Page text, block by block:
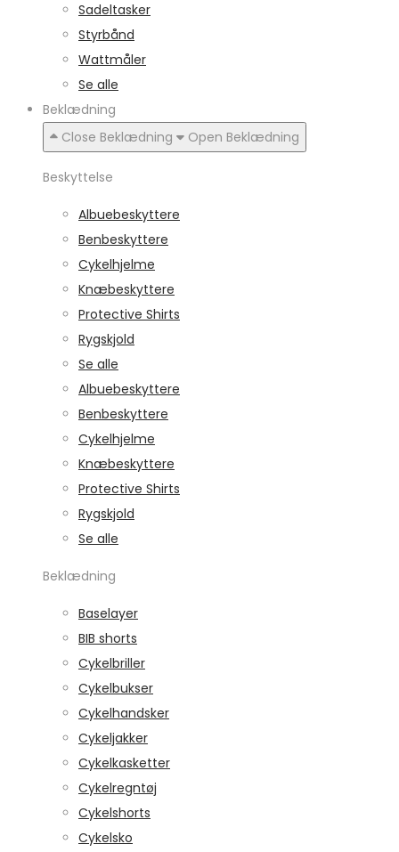
Sadeltasker
Styrbånd
Wattmåler
Se alle
Beklædning
Close Beklædning
Open Beklædning
Beskyttelse
Albuebeskyttere
Benbeskyttere
Cykelhjelme
Knæbeskyttere
Protective Shirts
Rygskjold
Se alle
Albuebeskyttere
Benbeskyttere
Cykelhjelme
Knæbeskyttere
Protective Shirts
Rygskjold
Se alle
Beklædning
Baselayer
BIB shorts
Cykelbriller
Cykelbukser
Cykelhandsker
Cykeljakker
Cykelkasketter
Cykelregntøj
Cykelshorts
Cykelsko